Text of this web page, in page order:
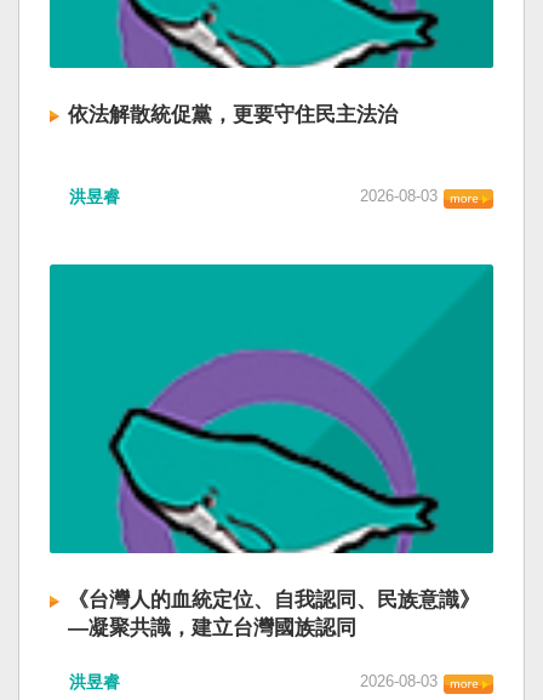
依法解散統促黨，更要守住民主法治
洪昱睿 2026-08-03
《台灣人的血統定位、自我認同、民族意識》
—凝聚共識，建立台灣國族認同
洪昱睿 2026-08-03